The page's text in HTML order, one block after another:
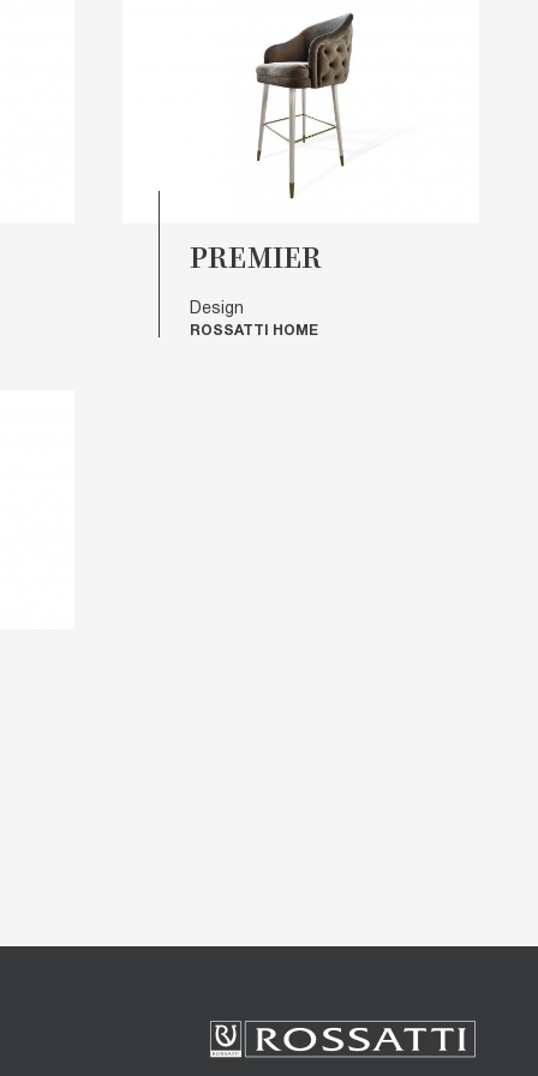
дизайну вона чудово впишеться інтер'єр вітальні, кухні,
Оскільки наші елітні стільцівиготовляються з
властивості на довгі роки.
залежить не лише оформлення приміщення, але
До цієї групи товарів належать обідні стільці, а
барні стільці оснащені механізмом, що дозволяє
що купити стільці від виробника ROSSATTI
PREMIER
Design
ROSSATTI HOME